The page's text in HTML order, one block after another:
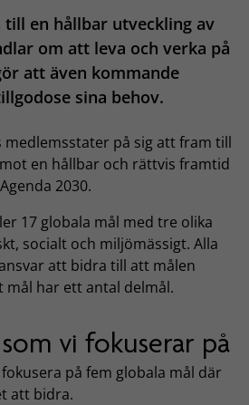
till en hållbar utveckling av
om att leva och verka på
att även kommande
sina behov.
medlemsstater på sig att fram till
en hållbar och rättvis framtid
2030.
17 globala mål med tre olika
socialt och miljömässigt. Alla
att bidra till att målen
mål har ett antal delmål.
vi fokuserar på
på fem globala mål där
att bidra.